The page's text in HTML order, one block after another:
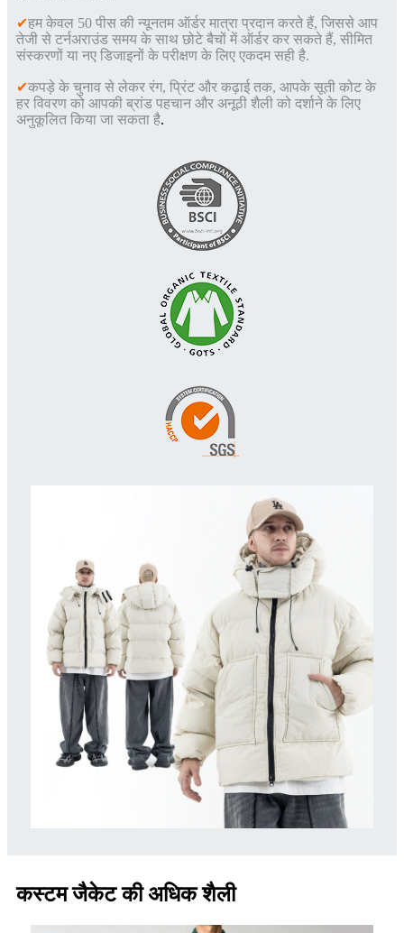
✔हम केवल 50 पीस की न्यूनतम ऑर्डर मात्रा प्रदान करते हैं, जिससे आप
तेजी से टर्नअराउंड समय के साथ छोटे बैचों में ऑर्डर कर सकते हैं, सीमित
संस्करणों या नए डिजाइनों के परीक्षण के लिए एकदम सही है.
✔कपड़े के चुनाव से लेकर रंग, प्रिंट और कढ़ाई तक, आपके सूती कोट के
हर विवरण को आपकी ब्रांड पहचान और अनूठी शैली को दर्शाने के लिए
अनुकूलित किया जा सकता है.
कस्टम जैकेट की अधिक शैली